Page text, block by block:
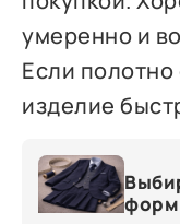
умеренно и
Если полотно
изделие